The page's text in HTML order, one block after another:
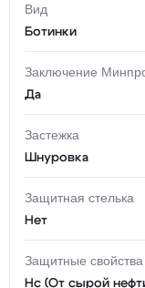
Вид
Ботинки
Заключение
Да
Застежка
Шнуровка
Защитная стелька
Нет
Защитные свойства
Нс (От сырой